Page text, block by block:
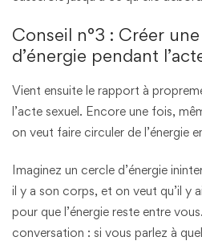
Conseil n°3 : Créer
d’énergie pendant
Vient ensuite le rapport à
l’acte sexuel. Encore une fois,
on veut faire circuler de l’énergie
Imaginez un cercle d’énergie
il y a son corps, et on veut qu’il y
pour que l’énergie reste entre
conversation : si vous parlez à